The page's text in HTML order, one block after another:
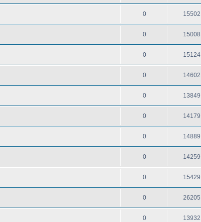
0 15502
0 15008
0 15124
0 14602
0 13849
0 14179
0 14889
0 14259
0 15429
0 26205
0 13932